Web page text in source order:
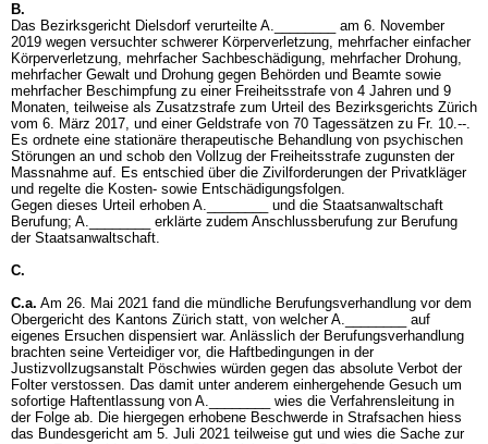
B.
Das Bezirksgericht Dielsdorf verurteilte A.________ am 6. November
2019 wegen versuchter schwerer Körperverletzung, mehrfacher einfacher
Körperverletzung, mehrfacher Sachbeschädigung, mehrfacher Drohung,
mehrfacher Gewalt und Drohung gegen Behörden und Beamte sowie
mehrfacher Beschimpfung zu einer Freiheitsstrafe von 4 Jahren und 9
Monaten, teilweise als Zusatzstrafe zum Urteil des Bezirksgerichts Zürich
vom 6. März 2017, und einer Geldstrafe von 70 Tagessätzen zu Fr. 10.--.
Es ordnete eine stationäre therapeutische Behandlung von psychischen
Störungen an und schob den Vollzug der Freiheitsstrafe zugunsten der
Massnahme auf. Es entschied über die Zivilforderungen der Privatkläger
und regelte die Kosten- sowie Entschädigungsfolgen.
Gegen dieses Urteil erhoben A.________ und die Staatsanwaltschaft
Berufung; A.________ erklärte zudem Anschlussberufung zur Berufung
der Staatsanwaltschaft.
C.
C.a. Am 26. Mai 2021 fand die mündliche Berufungsverhandlung vor dem
Obergericht des Kantons Zürich statt, von welcher A.________ auf
eigenes Ersuchen dispensiert war. Anlässlich der Berufungsverhandlung
brachten seine Verteidiger vor, die Haftbedingungen in der
Justizvollzugsanstalt Pöschwies würden gegen das absolute Verbot der
Folter verstossen. Das damit unter anderem einhergehende Gesuch um
sofortige Haftentlassung von A.________ wies die Verfahrensleitung in
der Folge ab. Die hiergegen erhobene Beschwerde in Strafsachen hiess
das Bundesgericht am 5. Juli 2021 teilweise gut und wies die Sache zur